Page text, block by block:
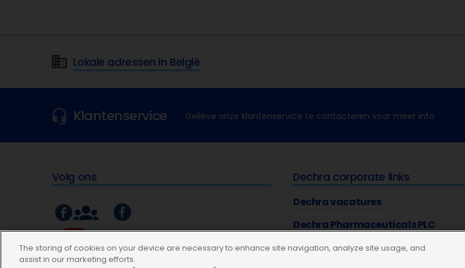
Lokale adressen in België
Klantenservice Gelieve onze klantenservice te contacteren voor meer info
Volg ons Dechra corporate links
Dechra vacatures
Dechra Pharmaceuticals PLC
The storing of cookies on your device are necessary to enhance site navigation, analyze site usage, and
assist in our marketing efforts.